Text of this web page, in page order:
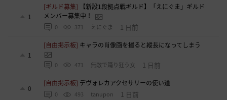
1
[ギルド募集]
【新設1段拠点戦ギルド】「えにぐま」ギルド
メンバー募集中！
0 371 えにぐま 1 日前
1
[自由掲示板] キャラの肖像画を撮ると縦長になってしまう
0 471 無敵で踊り狂う女 1 日前
0
[自由掲示板] デヴォレカアクセサリーの使い道
0 493 tanupon 1 日前